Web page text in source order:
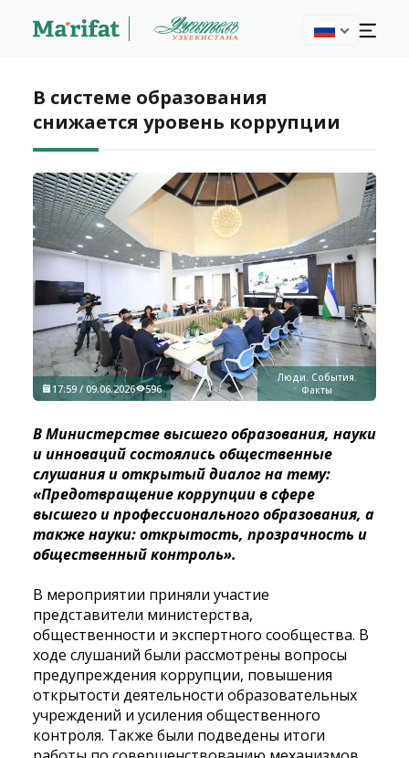
В системе образования
снижается уровень коррупции
Люди. События.
Факты
17:59 / 09.06.2026 596
В Министерстве высшего образования, науки
и инноваций состоялись общественные
слушания и открытый диалог на тему:
«Предотвращение коррупции в сфере
высшего и профессионального образования, а
также науки: открытость, прозрачность и
общественный контроль».
В мероприятии приняли участие
представители министерства,
общественности и экспертного сообщества. В
ходе слушаний были рассмотрены вопросы
предупреждения коррупции, повышения
открытости деятельности образовательных
учреждений и усиления общественного
контроля. Также были подведены итоги